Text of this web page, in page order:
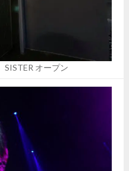
SISTER オープン